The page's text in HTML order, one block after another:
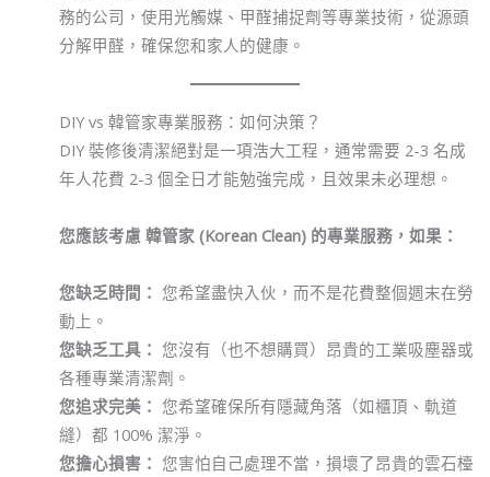
務的公司，使用光觸媒、甲醛捕捉劑等專業技術，從源頭
分解甲醛，確保您和家人的健康。
DIY vs 韓管家專業服務：如何決策？
DIY 裝修後清潔絕對是一項浩大工程，通常需要 2-3 名成
年人花費 2-3 個全日才能勉強完成，且效果未必理想。
您應該考慮 韓管家 (Korean Clean) 的專業服務，如果：
您缺乏時間： 您希望盡快入伙，而不是花費整個週末在勞
動上。
您缺乏工具： 您沒有（也不想購買）昂貴的工業吸塵器或
各種專業清潔劑。
您追求完美： 您希望確保所有隱藏角落（如櫃頂、軌道
縫）都 100% 潔淨。
您擔心損害： 您害怕自己處理不當，損壞了昂貴的雲石檯